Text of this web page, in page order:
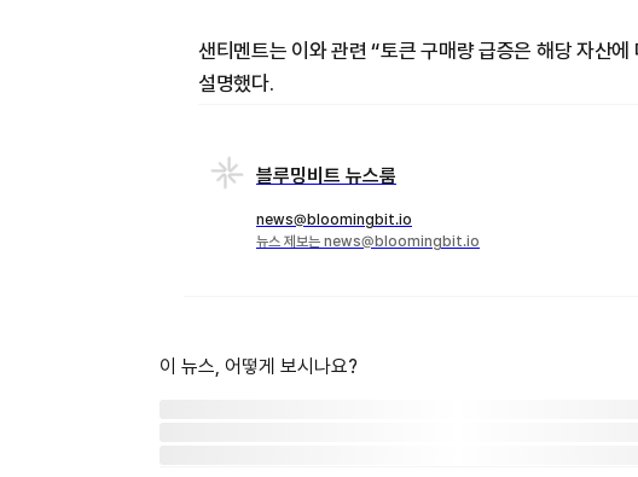
샌티멘트는 이와 관련 “토큰 구매량 급증은 해당 자산
설명했다.
블루밍비트 뉴스룸
news@bloomingbit.io
뉴스 제보는 news@bloomingbit.io
이 뉴스, 어떻게 보시나요?